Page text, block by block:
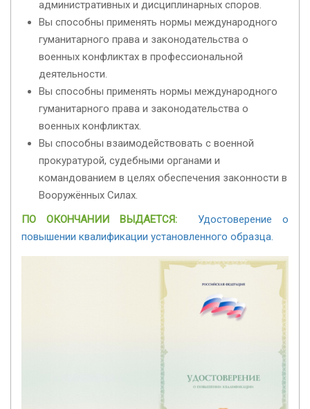
административных и дисциплинарных споров.
Вы способны применять нормы международного
гуманитарного права и законодательства о
военных конфликтах в профессиональной
деятельности.
Вы способны применять нормы международного
гуманитарного права и законодательства о
военных конфликтах.
Вы способны взаимодействовать с военной
прокуратурой, судебными органами и
командованием в целях обеспечения законности в
Вооружённых Силах.
ПО ОКОНЧАНИИ ВЫДАЕТСЯ:
Удостоверение о
повышении квалификации установленного образца.